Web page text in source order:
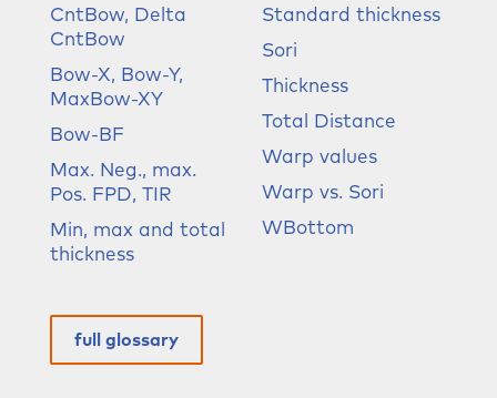
CntBow, Delta
CntBow
Bow-X, Bow-Y,
MaxBow-XY
Bow-BF
Max. Neg., max.
Pos. FPD, TIR
Min, max and total
thickness
Standard thickness
Sori
Thickness
Total Distance
Warp values
Warp vs. Sori
WBottom
full glossary